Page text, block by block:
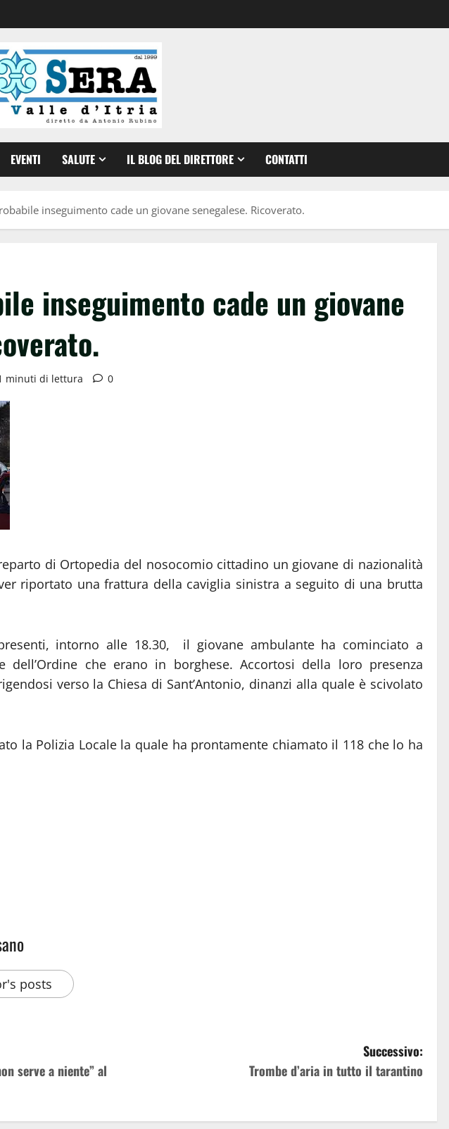
EVENTI SALUTE IL BLOG DEL DIRETTORE CONTATTI
inseguimento cade un giovane senegalese. Ricoverato.
inseguimento cade un giovane
minuti di lettura 0
di Ortopedia del nosocomio cittadino un giovane di nazionalità
riportato una frattura della caviglia sinistra a seguito di una brutta
intorno alle 18.30, il giovane ambulante ha cominciato a
dell’Ordine che erano in borghese. Accortosi della loro presenza
verso la Chiesa di Sant’Antonio, dinanzi alla quale è scivolato
la Polizia Locale la quale ha prontamente chiamato il 118 che lo ha
posts
serve a niente” al
Successivo:
Trombe d’aria in tutto il tarantino